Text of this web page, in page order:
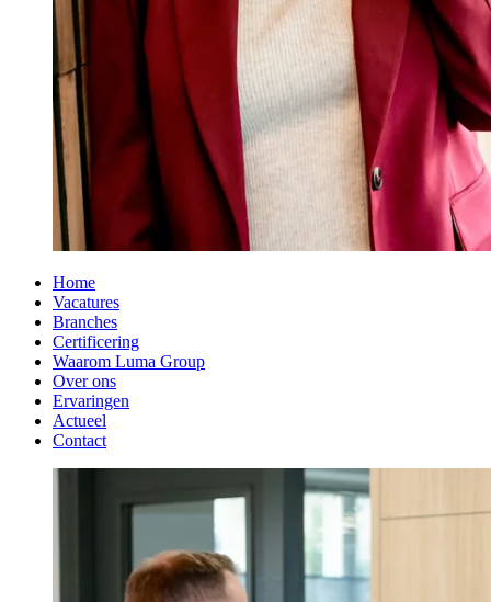
Home
Vacatures
Branches
Certificering
Waarom Luma Group
Over ons
Ervaringen
Actueel
Contact